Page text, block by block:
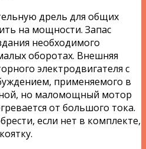
дрель для общих
на мощности. Запас
необходимого
оборотах. Внешняя
электродвигателя с
применяемого в
но маломощный мотор
от большого тока.
если нет в комплекте,